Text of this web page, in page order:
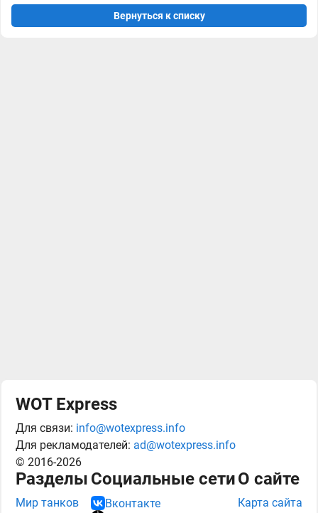
Вернуться к списку
WOT Express
Для связи: info@wotexpress.info
Для рекламодателей: ad@wotexpress.info
© 2016-2026
Разделы
Мир танков
Социальные сети
Вконтакте
О сайте
Карта сайта